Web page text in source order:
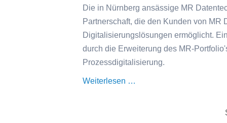
Die in Nürnberg ansässige MR
Partnerschaft, die den Kunden von
Digitalisierungslösungen ermöglicht.
durch die Erweiterung des MR-
Prozessdigitalisierung.
Weiterlesen …